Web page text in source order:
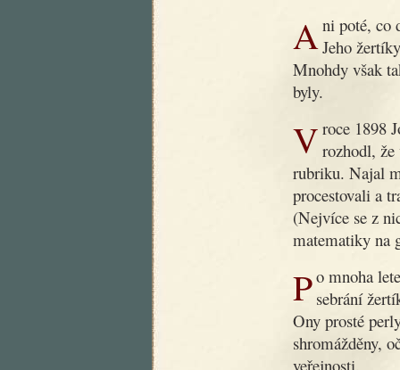
Ani poté, co dobrý dědoušek zemřel, nezapomnělo se na něj.Jeho
Mnohdy však
byly.
V roce 1898 Jos. R. Vilímek, slovutný český nakladatel, rozhodl,
rubriku. Najal
procestovali a
(Nejvíce se z
matematiky na
Po mnoha letech byla nyní podniknuta nová práce, záležející v sebrání
Ony prosté
shromážděny,
veřejnosti.